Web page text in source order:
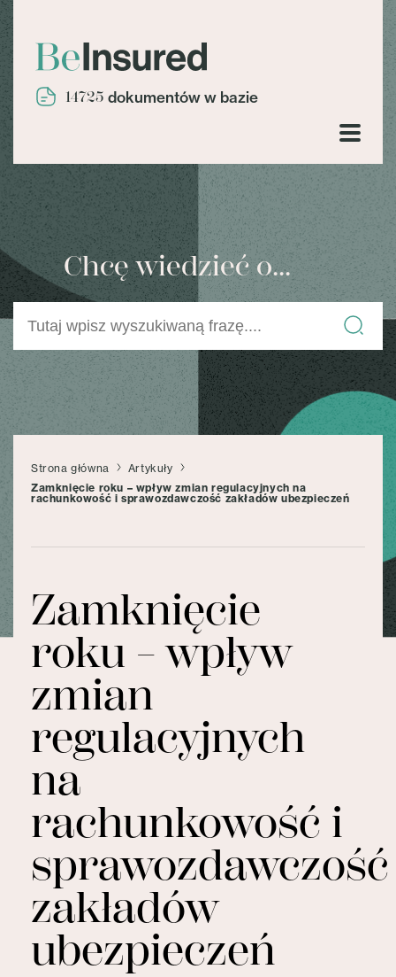
14725 dokumentów w bazie
Chcę wiedzieć o...
Strona główna
Artykuły
Zamknięcie roku – wpływ zmian regulacyjnych na
rachunkowość i sprawozdawczość zakładów ubezpieczeń
Zamknięcie
roku – wpływ
zmian
regulacyjnych
na
rachunkowość i
sprawozdawczość
zakładów
ubezpieczeń